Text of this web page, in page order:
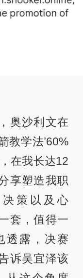
奥沙利文在
教学法’60%
在我长达12
享塑造我职
策以及心
套，值得一
透露，决赛
诉吴宜泽该